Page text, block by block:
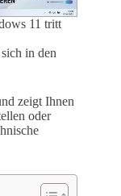
11 tritt
in den
zeigt Ihnen
oder